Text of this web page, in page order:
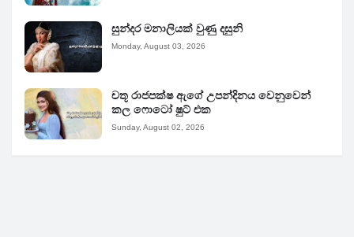
සුන්දර මනාලියක් වුණු දසුනි
Monday, August 03, 2026
චතූ රාජපක්ෂ ඇගේ උපන්දිනය වෙනුවෙන්
කල ෆොටෝ ෂුට් එක
Sunday, August 02, 2026